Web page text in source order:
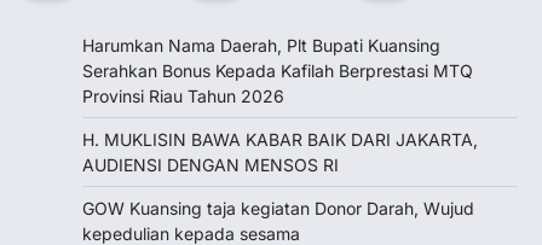
Harumkan Nama Daerah, Plt Bupati Kuansing
Serahkan Bonus Kepada Kafilah Berprestasi MTQ
Provinsi Riau Tahun 2026
H. MUKLISIN BAWA KABAR BAIK DARI JAKARTA,
‎AUDIENSI DENGAN MENSOS RI
GOW Kuansing taja kegiatan Donor Darah, Wujud
kepedulian kepada sesama